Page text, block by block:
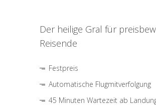
Der heilige Gral für
Reisende
Festpreis
Automatische Flugmitverfolgung
45 Minuten Wartezeit ab